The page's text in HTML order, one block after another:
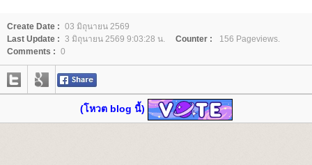
Create Date : 03 มิถุนายน 2569
Last Update : 3 มิถุนายน 2569 9:03:28 น. Counter :
156 Pageviews.
Comments : 0
(โหวต blog นี้)